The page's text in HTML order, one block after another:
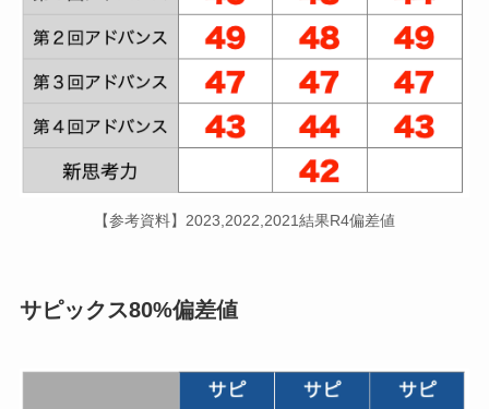
【参考資料】2023,2022,2021結果R4偏差値
サピックス80%偏差値